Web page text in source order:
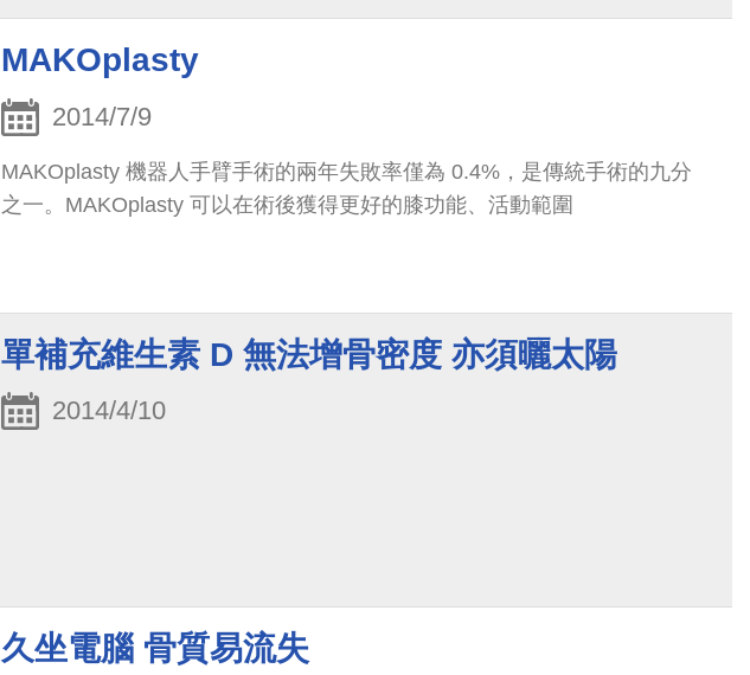
MAKOplasty
2014/7/9
MAKOplasty 機器人手臂手術的兩年失敗率僅為 0.4%，是傳統手術的九分
之一。MAKOplasty 可以在術後獲得更好的膝功能、活動範圍
單補充維生素 D 無法增骨密度 亦須曬太陽
2014/4/10
久坐電腦 骨質易流失